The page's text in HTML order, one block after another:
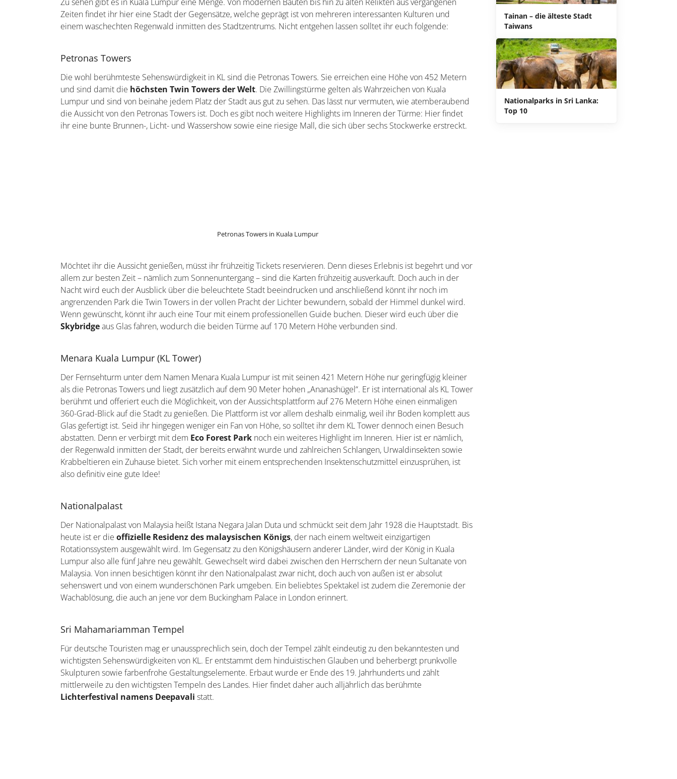
Kuala Lumpur: grün und modern
Rund acht Millionen Menschen nennen die Stadt ihr Zuhause, die eine Gesamtfläche von unglaublichen 250
in ganz Asien dar. Hier haben sich zahlreiche IT-Unternehmen angesiedelt und mit ihrervon Wolkenkratzern
geprägten Skylineerinnert die Stadt an Vorbilder wie New York oder Shanghai. Eine spannende Großstadt also,
die definitiv einen Städtetrip wert ist – oder die perfekte Kombination für einen Badeurlaub an den malaysischen
Traumstränden.
Die wohl berühmteste Sehenswürdigkeit in KL sind die Petronas Towers. Sie erreichen eine Höhe von 452 Metern
und sind damit diehöchsten Twin Towers der Welt. Die Zwillingstürme gelten als Wahrzeichen von Kuala
Lumpur und sind von beinahe jedem Platz der Stadt aus gut zu sehen. Das lässt nur vermuten, wie atemberaubend
die Aussicht von den Petronas Towers ist. Doch es gibt noch weitere Highlights im Inneren der Türme: Hier findet
ihr eine bunte Brunnen-, Licht- und Wassershow sowie eine riesige Mall, die sich über sechs Stockwerke erstreckt.
Möchtet ihr die Aussicht genießen, müsst ihr frühzeitig Tickets reservieren. Denn dieses Erlebnis ist begehrt und vor
allem zur besten Zeit – nämlich zum Sonnenuntergang – sind die Karten frühzeitig ausverkauft. Doch auch in der
Nacht wird euch der Ausblick über die beleuchtete Stadt beeindrucken und anschließend könnt ihr noch im
angrenzenden Park die Twin Towers in der vollen Pracht der Lichter bewundern, sobald der Himmel dunkel wird.
Tainan – die älteste Stadt
Taiwans
Nationalparks in Sri Lanka:
Top 10